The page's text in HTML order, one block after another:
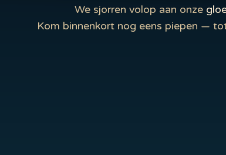
We sjorren volop aan onze
Kom binnenkort nog eens piepen —